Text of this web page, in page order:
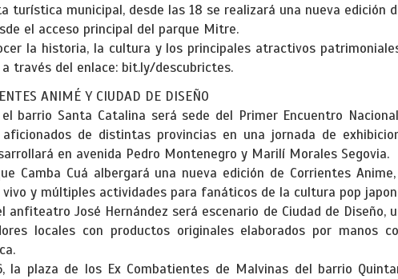
turística municipal, desde las 18 se realizará una nueva edición
el acceso principal del parque Mitre.
la historia, la cultura y los principales atractivos
través del enlace: bit.ly/descubrictes.
ANIMÉ Y CIUDAD DE DISEÑO
barrio Santa Catalina será sede del Primer Encuentro
de distintas provincias en una jornada de
en avenida Pedro Montenegro y Marilí Morales Segovia.
Camba Cuá albergará una nueva edición de Corrientes
vivo y múltiples actividades para fanáticos de la cultura pop
anfiteatro José Hernández será escenario de Ciudad de Diseño,
locales con productos originales elaborados por manos
la plaza de los Ex Combatientes de Malvinas del barrio